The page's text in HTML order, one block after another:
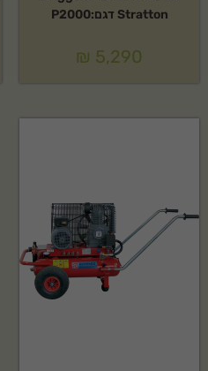
Stratton דגם:P2000
₪ 5,290